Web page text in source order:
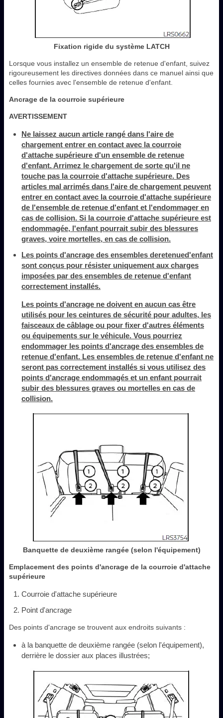
Fixation rigide du système LATCH
Lorsque vous installez un ensemble de retenue d'enfant, suivez
rigoureusement les directives données dans ce manuel ainsi que
celles fournies avec l'ensemble de retenue d'enfant.
Ancrage de la courroie supérieure
AVERTISSEMENT
Ne laissez aucun article rangé dans l'aire de
chargement entrer en contact avec la courroie
d'attache supérieure d'un ensemble de retenue
d'enfant. Arrimez le chargement de sorte qu'il ne
touche pas la courroie d'attache supérieure. Des
articles mal arrimés dans l'aire de chargement peuvent
entrer en contact avec la courroie d'attache supérieure
de l'ensemble de retenue d'enfant et l'endommager en
cas de collision. Si la courroie d'attache supérieure est
endommagée, l'enfant pourrait subir des blessures
graves, voire mortelles, en cas de collision.
Les points d'ancrage des ensembles deretenued'enfant
sont conçus pour résister uniquement aux charges
imposées par des ensembles de retenue d'enfant
correctement installés.
Les points d'ancrage ne doivent en aucun cas être
utilisés pour les ceintures de sécurité pour adultes, les
faisceaux de câblage ou pour fixer d'autres éléments
ou équipements sur le véhicule. Vous pourriez
endommager les points d'ancrage des ensembles de
retenue d'enfant. Les ensembles de retenue d'enfant ne
seront pas correctement installés si vous utilisez des
points d'ancrage endommagés et un enfant pourrait
subir des blessures graves ou mortelles en cas de
collision.
Banquette de deuxième rangée (selon l'équipement)
Emplacement des points d'ancrage de la courroie d'attache
supérieure
Courroie d'attache supérieure
Point d'ancrage
Des points d'ancrage se trouvent aux endroits suivants :
à la banquette de deuxième rangée (selon l'équipement),
derrière le dossier aux places illustrées;